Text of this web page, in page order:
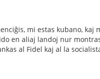
mi estas kubano,
en aliaj landoj nur
al Fidel kaj al la